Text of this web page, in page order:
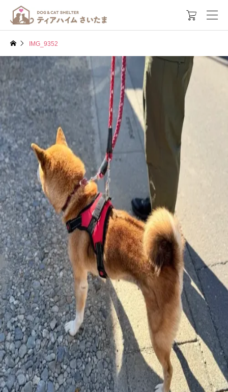

IMG_9352